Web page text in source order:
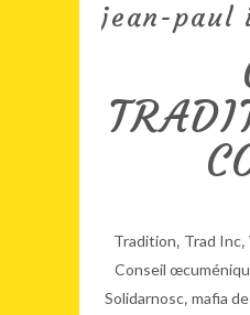
jean-paul
Tradition, Trad Inc,
Conseil
Solidarnosc, mafia